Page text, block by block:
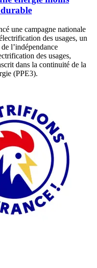
une campagne nationale
des usages, un
l’indépendance
des usages,
dans la continuité de la
(PPE3).